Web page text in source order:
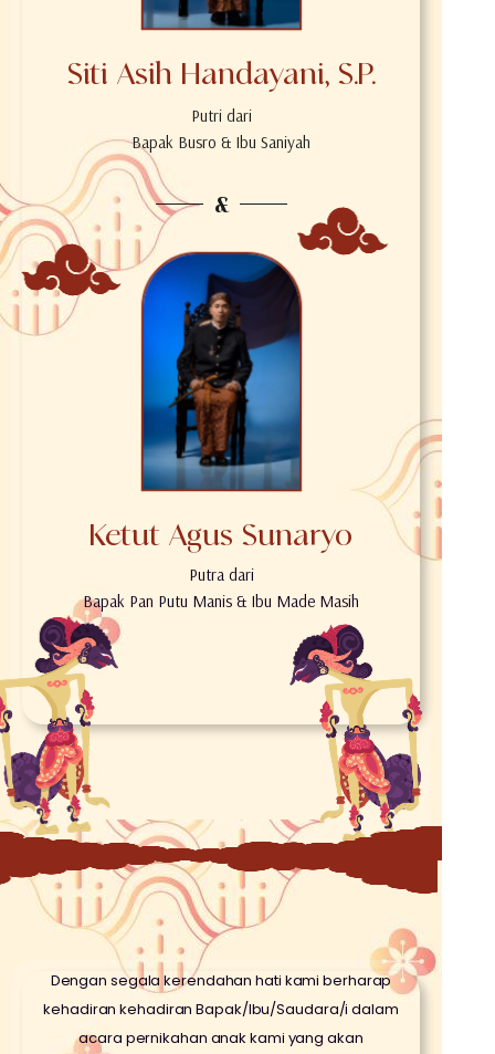
Siti Asih Handayani, S.P.
Putri dari
Bapak Busro & Ibu Saniyah
&
Ketut Agus Sunaryo
Putra dari
Bapak Pan Putu Manis & Ibu Made Masih
Dengan segala kerendahan hati kami berharap
kehadiran kehadiran Bapak/Ibu/Saudara/i dalam
acara pernikahan anak kami yang akan